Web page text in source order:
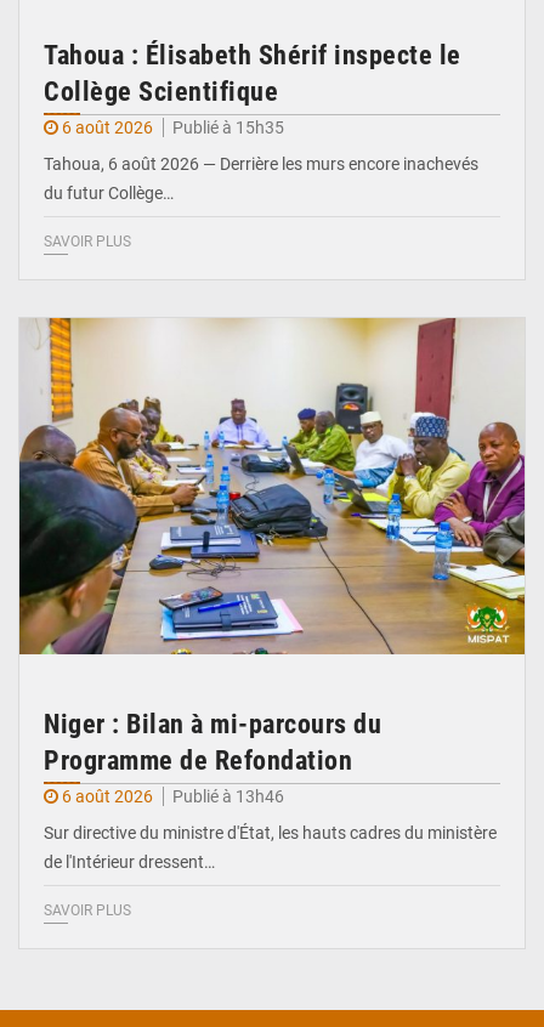
Tahoua : Élisabeth Shérif inspecte le
Collège Scientifique
6 août 2026
Publié à 15h35
Tahoua, 6 août 2026 — Derrière les murs encore inachevés
du futur Collège…
SAVOIR PLUS
Niger : Bilan à mi-parcours du
Programme de Refondation
6 août 2026
Publié à 13h46
Sur directive du ministre d'État, les hauts cadres du ministère
de l'Intérieur dressent…
SAVOIR PLUS